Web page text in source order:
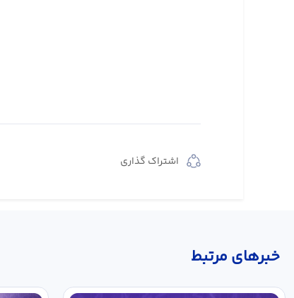
اشتراک گذاری
خبر‌های مرتبط